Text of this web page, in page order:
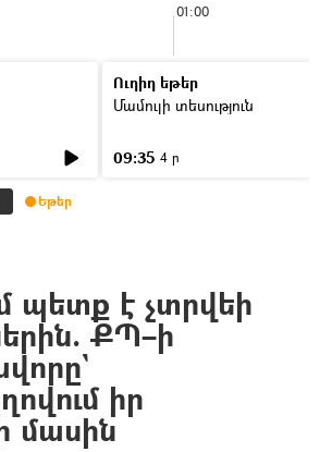
01:00
Ուղիղ եթեր
Մամուլի տեսություն
09:35 4 ր
Եթեր
պետք է չտրվեի
ՔՊ–ի
իր
մասին